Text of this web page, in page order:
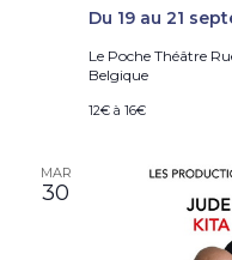
Du 19 au 21
Le Poche Théâtre
Belgique
12€ à 16€
MAR
30